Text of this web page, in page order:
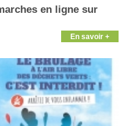
en ligne sur
En savoir +